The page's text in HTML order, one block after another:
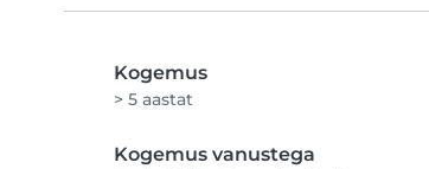
Kogemus
> 5 aastat
Kogemus vanustega